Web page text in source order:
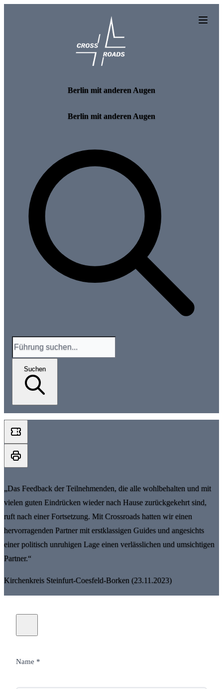
Berlin mit anderen Augen
Berlin mit anderen Augen
Suchen
„Das Feedback der Teilnehmenden, die alle wohlbehalten und mit
vielen guten Eindrücken wieder nach Hause zurückgekehrt sind,
ruft nach einer Fortsetzung. Mit Crossroads hatten wir einen
hervorragenden Partner mit erstklassigen Guides und angesichts
einer politisch unruhigen Lage einen verlässlichen und umsichtigen
Partner.“
Kirchenkreis Steinfurt-Coesfeld-Borken (23.11.2023)
Name *